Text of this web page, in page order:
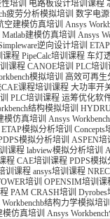
培训 电路板设计培训课程
疲劳分析模拟培训 数字电
空建模仿真培训 Ansys
Matlab建模仿真培训 Ansys
逆向设计培训
课程 PipeCalc培训课程 车灯
课程 CANOE培训 PLC培训
模拟培训 高效可再生
课程培训课程 大功率开
PLC培训课程 运筹优化软
结构模拟培训
模仿真培训 Ansys
ETAP模拟分析培训 Concepts
模拟分析培训 ASPEN培
课程 labview模拟分析培训
程 CAE培训课程 PDPS模
训课程 ansys培训课程
培训 OPENSIM培训课
PAM CRASH培训
Workbenchb结构力学模拟培
模仿真培训 Ansys